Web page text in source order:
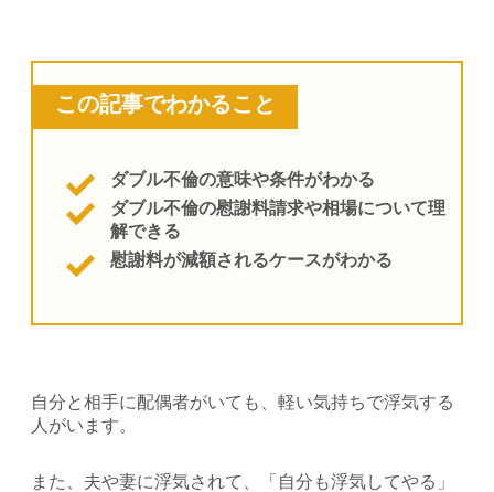
この記事でわかること
ダブル不倫の意味や条件がわかる
ダブル不倫の慰謝料請求や相場について理
解できる
慰謝料が減額されるケースがわかる
自分と相手に配偶者がいても、軽い気持ちで浮気する
人がいます。
また、夫や妻に浮気されて、「自分も浮気してやる」